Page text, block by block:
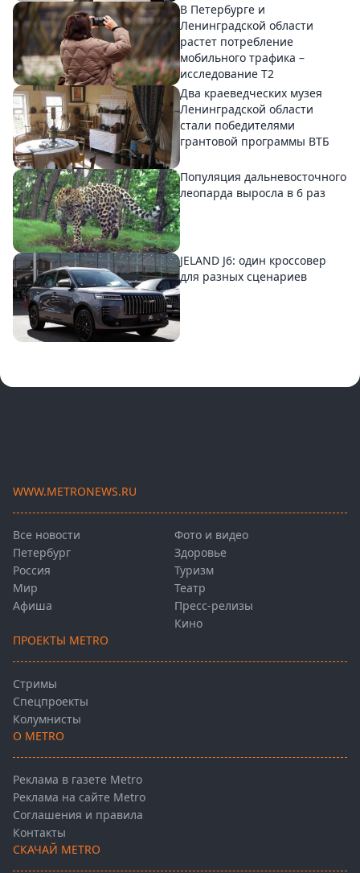
В Петербурге и
Ленинградской области
растет потребление
мобильного трафика –
исследование T2
Два краеведческих музея
Ленинградской области
стали победителями
грантовой программы ВТБ
Популяция дальневосточного
леопарда выросла в 6 раз
JELAND J6: один кроссовер
для разных сценариев
WWW.METRONEWS.RU
Все новости
Петербург
Россия
Мир
Афиша
Фото и видео
Здоровье
Туризм
Театр
Пресс-релизы
Кино
ПРОЕКТЫ METRO
Стримы
Спецпроекты
Колумнисты
О METRO
Реклама в газете Metro
Реклама на сайте Metro
Соглашения и правила
Контакты
СКАЧАЙ METRO